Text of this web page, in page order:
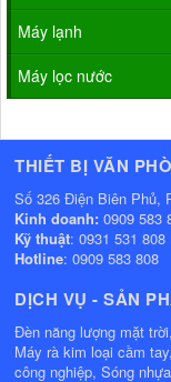
Máy lạnh
Máy lọc nước
THIẾT BỊ VĂN
Số 326 Điện Biên Phủ,
Kinh doanh: 0909 583
Kỹ thuật: 0931 531 808
Hotline: 0909 583 808
DỊCH VỤ - SẢN
Đèn năng lượng mặt
Máy rà kim loại cầm
công nghiệp, Sóng